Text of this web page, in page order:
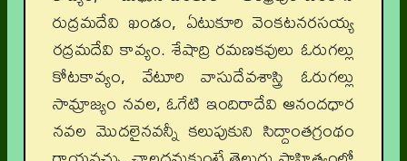
రుద్రమదేవి ఖండం, ఏటుకూరి వెంకటనరసయ్య
రద్రమదేవి కావ్యం. శేషాద్రి రమణకవులు ఓరుగల్లు
కోటకావ్యం, వేటూరి వాసుదేవశాస్త్రి ఓరుగల్లు
సామ్రాజ్యం నవల, ఓగేటి ఇందిరాదేవి ఆనందధార
నవల మొదలైనవన్నీ కలుపుకుని సిద్దాంతగ్రంథం